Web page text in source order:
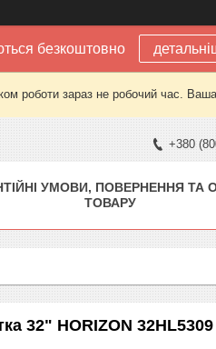
безкоштовно
роботи зараз не робочий час.
+380
УМОВИ, ПОВЕРНЕННЯ ТА
ТОВАРУ
32" HORIZON